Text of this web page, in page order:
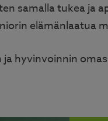
samalla tukea ja
elämänlaatua
hyvinvoinnin